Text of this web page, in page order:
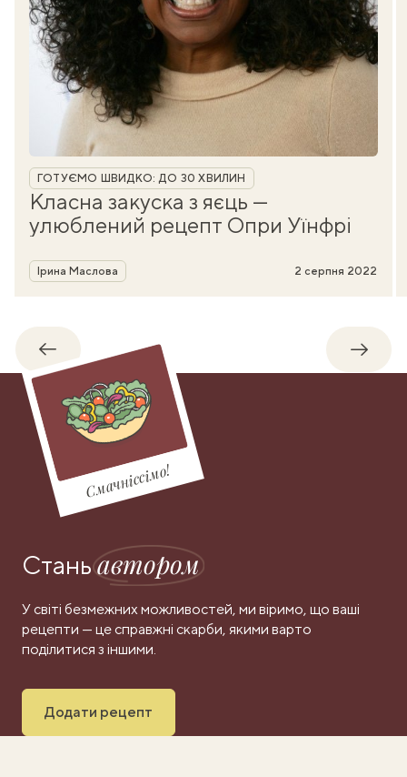
Рубрика
ГОТУЄМО ШВИДКО: ДО 30 ХВИЛИН
Класна закуска з яєць —
улюблений рецепт Опри Уїнфрі
Автор
Ірина Маслова 2 серпня 2022
Назад
Смачніссімо!
Станьавтором
У світі безмежних можливостей, ми віримо, що ваші
рецепти — це справжні скарби, якими варто
поділитися з іншими.
Додати рецепт